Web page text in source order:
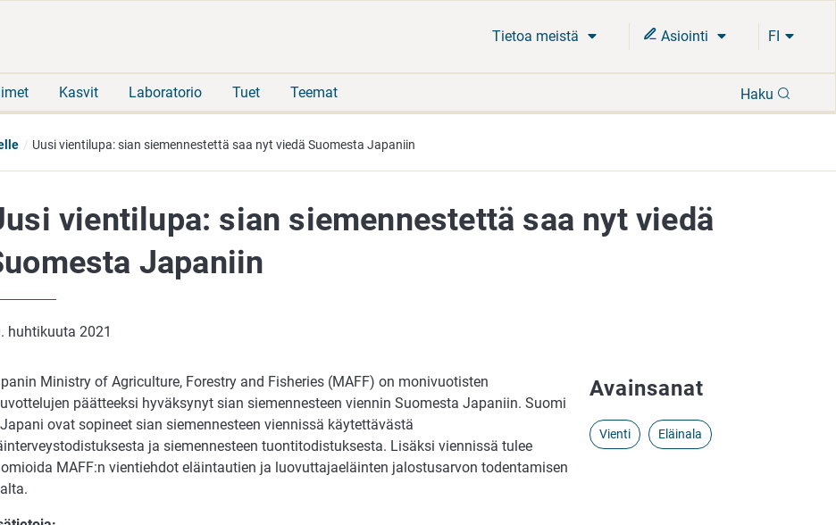
Tietoa meistä Asiointi FI
Kasvit Laboratorio Tuet Teemat Haku
Uusi vientilupa: sian siemennestettä saa nyt viedä Suomesta Japaniin
vientilupa: sian siemennestettä saa nyt viedä
Japaniin
huhtikuuta 2021
Ministry of Agriculture, Forestry and Fisheries (MAFF) on monivuotisten
päätteeksi hyväksynyt sian siemennesteen viennin Suomesta Japaniin. Suomi
ovat sopineet sian siemennesteen viennissä käytettävästä
ja siemennesteen tuontitodistuksesta. Lisäksi viennissä tulee
MAFF:n vientiehdot eläintautien ja luovuttajaeläinten jalostusarvon todentamisen
Avainsanat
Vienti Eläinala